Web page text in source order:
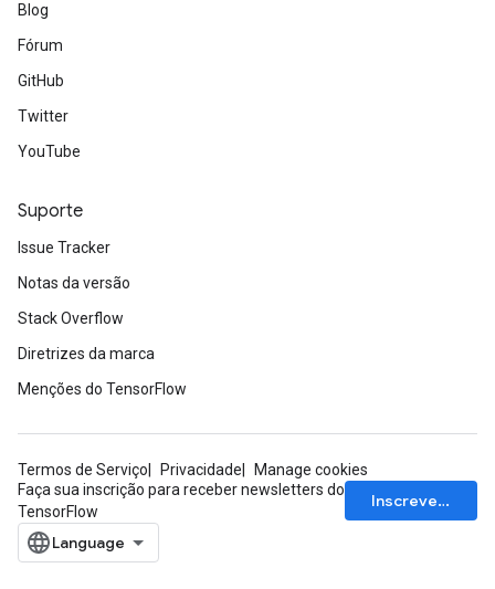
Blog
Fórum
GitHub
Twitter
YouTube
Suporte
Issue Tracker
Notas da versão
Stack Overflow
Diretrizes da marca
Menções do TensorFlow
Termos de Serviço Privacidade
Manage cookies
Faça sua inscrição para receber newsletters do
TensorFlow
Inscrever-se